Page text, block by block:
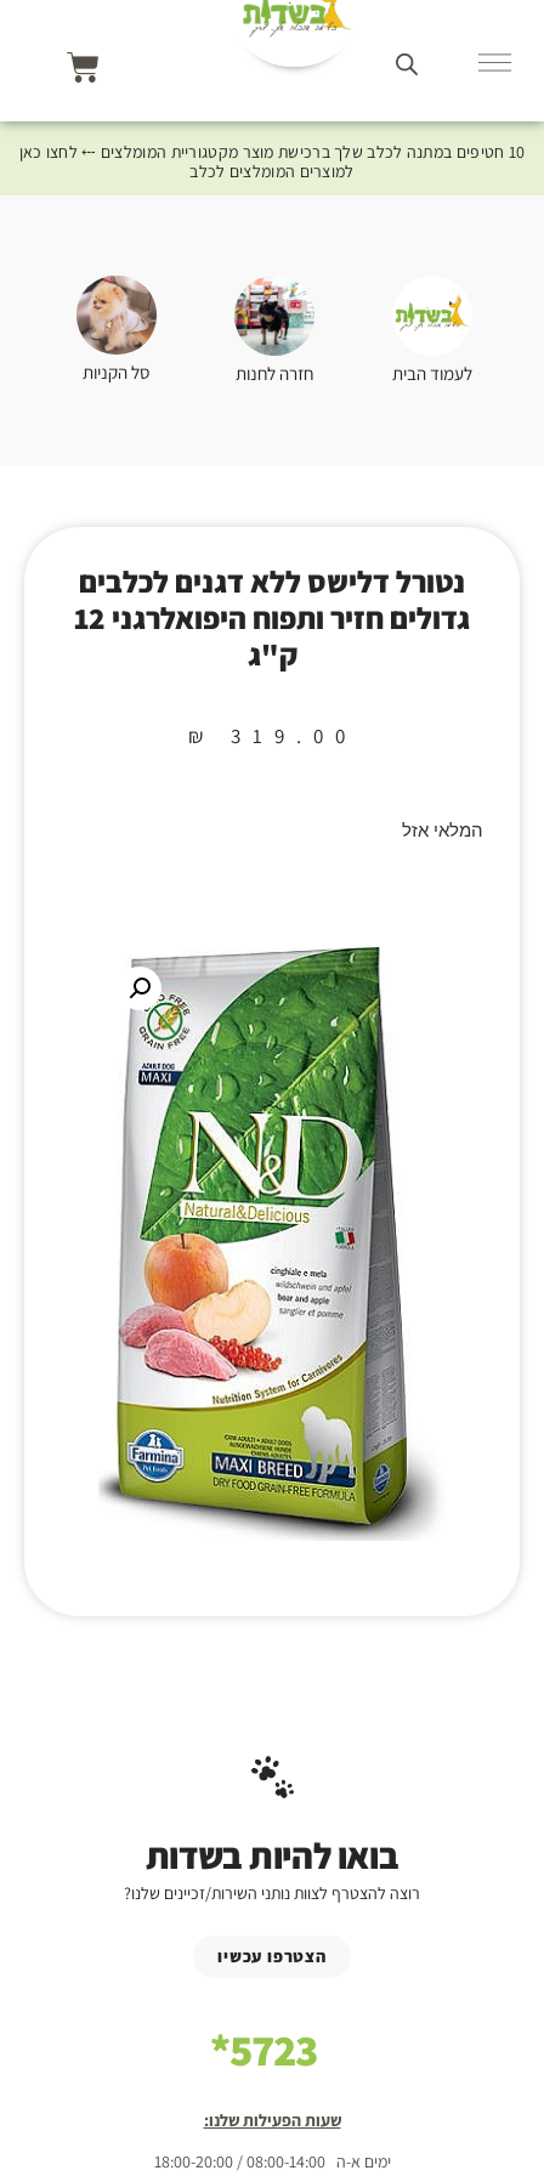
10 חטיפים במתנה לכלב שלך ברכישת מוצר מקטגוריית המומלצים ⤎ לחצו כאן
למוצרים המומלצים לכלב
לעמוד הבית חזרה לחנות סל הקניות
נטורל דלישס ללא דגנים לכלבים
גדולים חזיר ותפוח היפואלרגני 12
ק"ג
₪ 319.00
המלאי אזל
בואו להיות בשדות
רוצה להצטרף לצוות נותני השירות/זכיינים שלנו?
הצטרפו עכשיו
5723*
שעות הפעילות שלנו:
ימים א-ה 08:00-14:00 / 18:00-20:00